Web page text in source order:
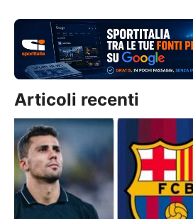
Articoli recenti